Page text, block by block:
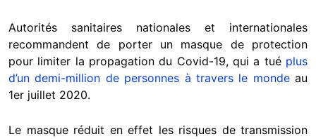
Autorités sanitaires nationales et internationales
recommandent de porter un masque de protection
pour limiter la propagation du Covid-19, qui a tué plus
d’un demi-million de personnes à travers le mondeau
1er juillet 2020.
Le masque réduit en effet les risques de transmission